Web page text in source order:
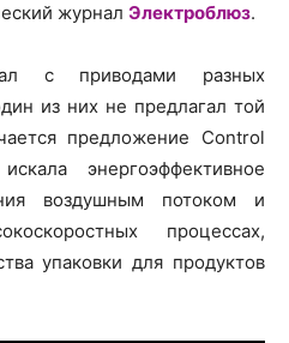
журнал Электроблюз.
с приводами разных
из них не предлагал той
предложение Control
энергоэффективное
воздушным потоком и
процессах,
упаковки для продуктов